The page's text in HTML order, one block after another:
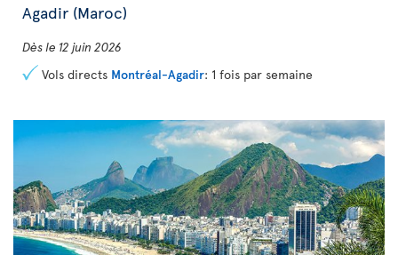
Agadir (Maroc)
Dès le 12 juin 2026
Vols directs Montréal-Agadir: 1 fois par semaine